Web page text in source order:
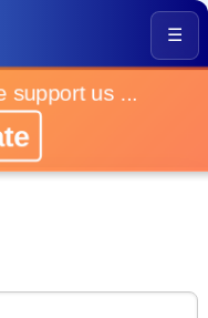
☰
support us ...